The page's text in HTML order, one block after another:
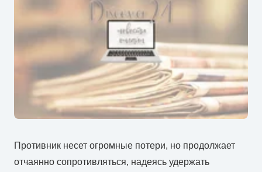
Противник несет огромные потери, но продолжает
отчаянно сопротивляться, надеясь удержать